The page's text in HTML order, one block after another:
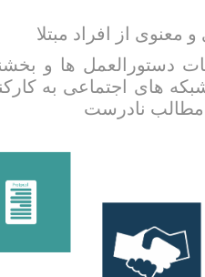
از افراد مبتلا
دستورالعمل ها و
های اجتماعی به
مطالب نادرست